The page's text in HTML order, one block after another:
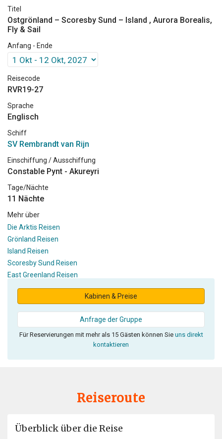
Titel
Ostgrönland – Scoresby Sund – Island , Aurora Borealis,
Fly & Sail
Anfang - Ende
Reisecode
RVR19-27
Sprache
Englisch
Schiff
SV Rembrandt van Rijn
Einschiffung / Ausschiffung
Constable Pynt - Akureyri
Tage/Nächte
11 Nächte
Mehr über
Die Arktis Reisen
Grönland Reisen
Island Reisen
Scoresby Sund Reisen
East Greenland Reisen
Kabinen & Preise
Anfrage der Gruppe
Für Reservierungen mit mehr als 15 Gästen können Sie uns direkt
kontaktieren
Reiseroute
Überblick über die Reise